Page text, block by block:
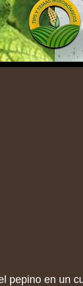
pepino en un